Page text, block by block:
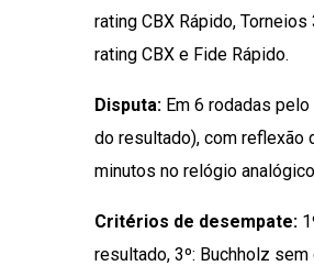
rating CBX Rápido,
rating CBX e Fide Rápido.
Disputa:Em 6 rodadas
do resultado), com reflexão
minutos no relógio
Critérios de desempate:
resultado, 3º: Buchholz